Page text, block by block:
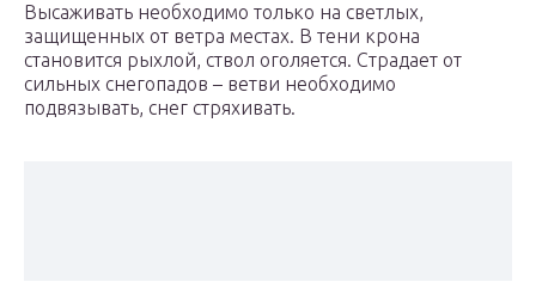
Высаживать необходимо только на светлых,
защищенных от ветра местах. В тени крона
становится рыхлой, ствол оголяется. Страдает от
сильных снегопадов – ветви необходимо
подвязывать, снег стряхивать.